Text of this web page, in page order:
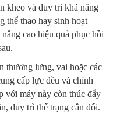
kheo và duy trì khả năng
thể thao hay sinh hoạt
cao hiệu quả phục hồi
thương lưng, vai hoặc các
cấp lực đều và chính
với máy này còn thúc đẩy
duy trì thể trạng cân đối.